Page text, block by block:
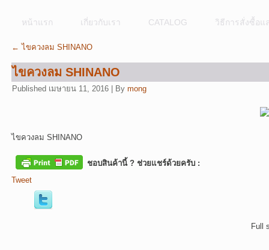
หน้าแรก เกี่ยวกับเรา CATALOG วิธีการสั่งซื้อแ
← ไขควงลม SHINANO
ไขควงลม SHINANO
Published เมษายน 11, 2016 By mong
ไขควงลม SHINANO
ชอบสินค้านี้ ? ช่วยแชร์ด้วยครับ :
Tweet
Full